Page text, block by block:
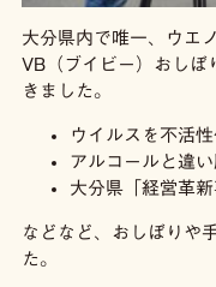
大分県内で唯一、ウエ
VB（ブイビー）おしぼ
きました。
ウイルスを不活
アルコールと違
大分県「経営革
などなど、おしぼりや
た。